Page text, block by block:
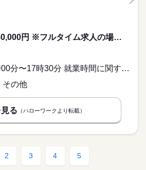
230,000円〜250,000円 ※フルタイム求人の場合は月額（換算額）、パート求人の場合は時間額を表示しています。
就業時間１ 8時00分〜17時30分 就業時間に関する特記事項 就業時間：実働８時間
その他
る （ハローワークより転載）
2 3 4 5